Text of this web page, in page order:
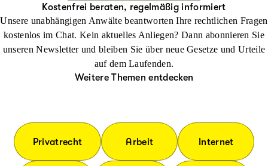
Kostenfrei beraten, regelmäßig informiert
Unsere unabhängigen Anwälte beantworten Ihre rechtlichen Fragen
kostenlos im Chat. Kein aktuelles Anliegen? Dann abonnieren Sie
unseren Newsletter und bleiben Sie über neue Gesetze und Urteile
auf dem Laufenden.
Weitere Themen entdecken
Privatrecht Arbeit Internet